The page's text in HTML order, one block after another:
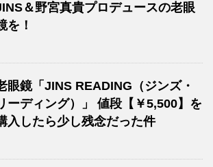
＆野宮真貴プロデュースの老眼
を！
眼鏡「JINS READING（ジンズ・
ーディング）」 値段【￥5,500】を
入したら少し残念だった件